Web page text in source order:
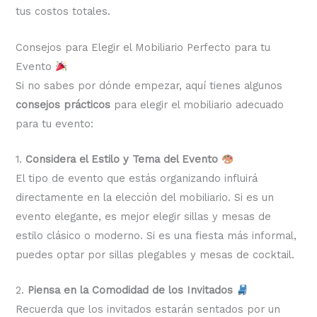
tus costos totales.
Consejos para Elegir el Mobiliario Perfecto para tu
Evento
Si no sabes por dónde empezar, aquí tienes algunos
consejos prácticos para elegir el mobiliario adecuado
para tu evento:
1. Considera el Estilo y Tema del Evento
El tipo de evento que estás organizando influirá
directamente en la elección del mobiliario. Si es un
evento elegante, es mejor elegir sillas y mesas de
estilo clásico o moderno. Si es una fiesta más informal,
puedes optar por sillas plegables y mesas de cocktail.
2. Piensa en la Comodidad de los Invitados
Recuerda que los invitados estarán sentados por un